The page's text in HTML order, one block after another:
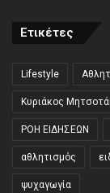
Ετικέτες
Lifestyle
Κυριάκος
ΡΟΗ ΕΙΔΗΣΕΩΝ
αθλητισμός
ψυχαγωγία